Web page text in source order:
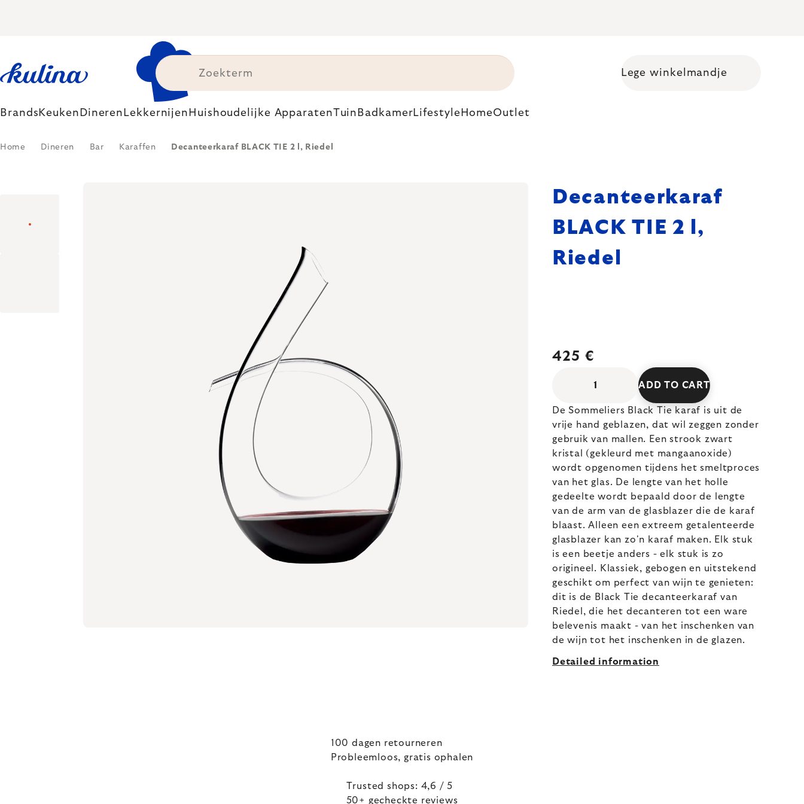
Shopping cart
Lege winkelmandje
Brands Keuken Dineren Lekkernijen Huishoudelijke ApparatenTuin BadkamerLifestyle HomeOutlet
Home Dineren Bar Karaffen Decanteerkaraf BLACK TIE 2 l, Riedel
Decanteerkaraf
BLACK TIE 2 l,
Riedel
425 €
ADD TO CART
De Sommeliers Black Tie karaf is uit de
vrije hand geblazen, dat wil zeggen zonder
gebruik van mallen. Een strook zwart
kristal (gekleurd met mangaanoxide)
wordt opgenomen tijdens het smeltproces
van het glas. De lengte van het holle
gedeelte wordt bepaald door de lengte
van de arm van de glasblazer die de karaf
blaast. Alleen een extreem getalenteerde
glasblazer kan zo'n karaf maken. Elk stuk
is een beetje anders - elk stuk is zo
origineel. Klassiek, gebogen en uitstekend
geschikt om perfect van wijn te genieten:
dit is de Black Tie decanteerkaraf van
Riedel, die het decanteren tot een ware
belevenis maakt - van het inschenken van
de wijn tot het inschenken in de glazen.
Detailed information
100 dagen retourneren
Probleemloos, gratis ophalen
Trusted shops: 4,6 / 5
50+ gecheckte reviews